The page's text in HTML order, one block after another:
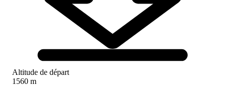
Altitude de départ
1560 m